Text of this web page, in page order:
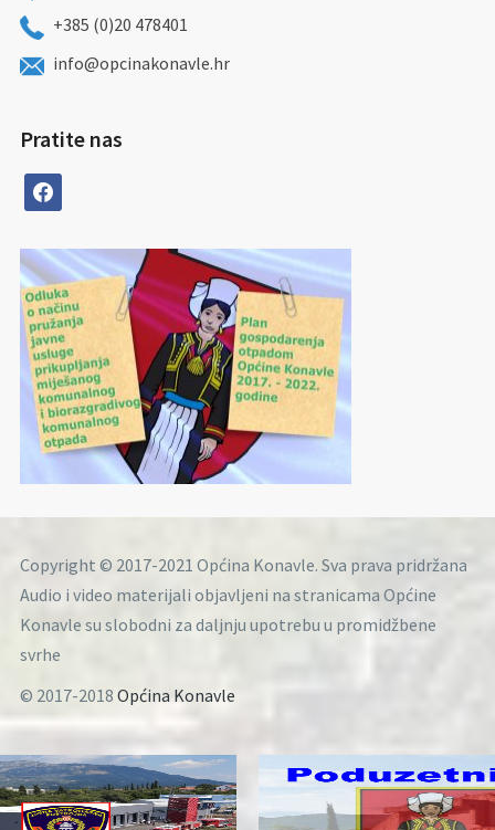
+385 (0)20 478401
info@opcinakonavle.hr
Pratite nas
facebook
Copyright © 2017-2021 Općina Konavle. Sva prava pridržana
Audio i video materijali objavljeni na stranicama Općine
Konavle su slobodni za daljnju upotrebu u promidžbene
svrhe
© 2017-2018 Općina Konavle